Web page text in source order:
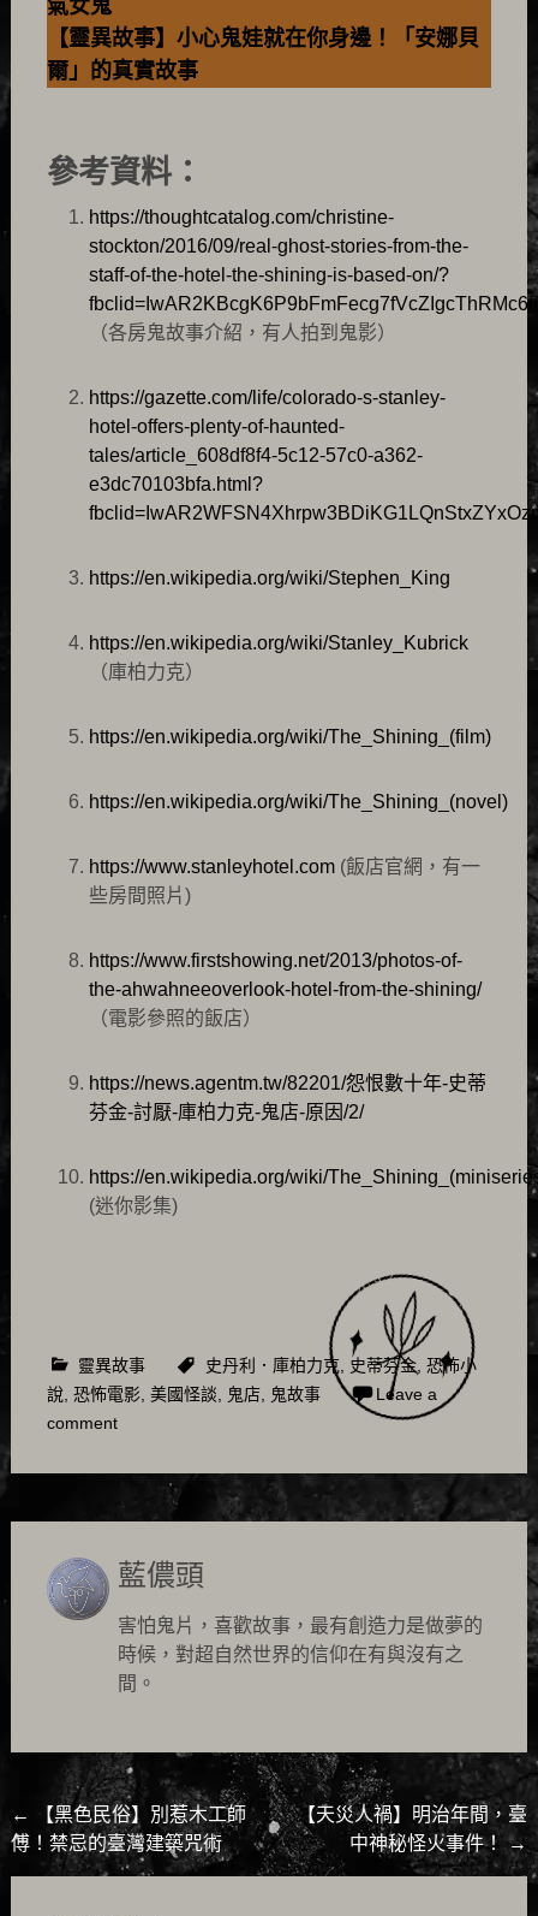
氣女鬼
【靈異故事】小心鬼娃就在你身邊！「安娜貝
爾」的真實故事
參考資料：
https://thoughtcatalog.com/christine-
stockton/2016/09/real-ghost-stories-from-the-
staff-of-the-hotel-the-shining-is-based-on/?
（各房鬼故事介紹，有人拍到鬼影）
https://gazette.com/life/colorado-s-stanley-
hotel-offers-plenty-of-haunted-
tales/article_608df8f4-5c12-57c0-a362-
e3dc70103bfa.html?
https://en.wikipedia.org/wiki/Stephen_King
https://en.wikipedia.org/wiki/Stanley_Kubrick
（庫柏力克）
https://en.wikipedia.org/wiki/The_Shining_(film)
https://en.wikipedia.org/wiki/The_Shining_(novel)
https://www.stanleyhotel.com(飯店官網，有一
些房間照片)
https://www.firstshowing.net/2013/photos-of-
the-ahwahneeoverlook-hotel-from-the-shining/
（電影參照的飯店）
https://news.agentm.tw/82201/怨恨數十年-史蒂
芬金-討厭-庫柏力克-鬼店-原因/2/
https://en.wikipedia.org/wiki/
(迷你影集)
靈異故事 史丹利．庫柏力克 史蒂芬金, 恐怖小
說, 恐怖電影, 美國怪談 鬼店, 鬼故事
Leave a
comment
藍儂頭
害怕鬼片，喜歡故事，最有創造力是做夢的
時候，對超自然世界的信仰在有與沒有之
間。
Post
navigation
←
【黑色民俗】別惹木工師
傅！禁忌的臺灣建築咒術
【天災人禍】明治年間，臺
中神秘怪火事件！→